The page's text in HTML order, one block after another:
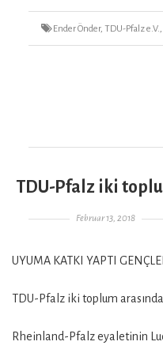
TagsEnder Önder,TDU-Pfalz e.V.
TDU-Pfalz iki
Gepostet am
Februar 13, 2018
UYUMA KATKI YAPTI
TDU-Pfalz iki toplum
Rheinland-Pfalz eyaletinin